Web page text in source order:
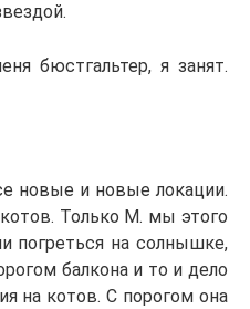
бюстгальтер, я занят.
новые и новые локации.
Только М. мы этого
погреться на солнышке,
балкона и то и дело
на котов. С порогом она